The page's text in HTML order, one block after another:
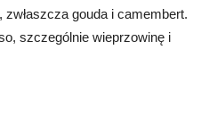
gouda i camembert.
szczególnie wieprzowinę i